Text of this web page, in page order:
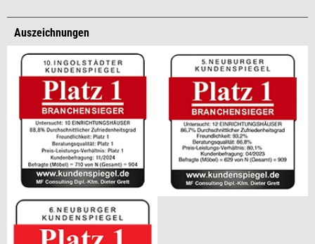
Auszeichnungen